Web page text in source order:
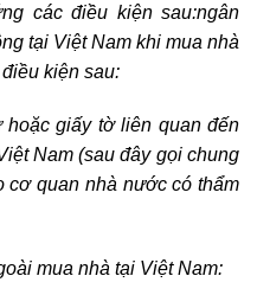
các điều kiện sau:ngân
tại Việt Nam khi mua nhà
kiện sau:
giấy tờ liên quan đến
Nam (sau đây gọi chung
cơ quan nhà nước có thẩm
mua nhà tại Việt Nam: